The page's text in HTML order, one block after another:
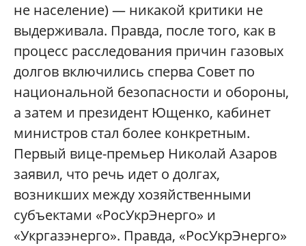
не население) — никакой критики не
выдерживала. Правда, после того, как в
процесс расследования причин газовых
долгов включились сперва Совет по
национальной безопасности и обороны,
а затем и президент Ющенко, кабинет
министров стал более конкретным.
Первый вице-премьер Николай Азаров
заявил, что речь идет о долгах,
возникших между хозяйственными
субъектами «РосУкрЭнерго» и
«Укргазэнерго». Правда, «РосУкрЭнерго»